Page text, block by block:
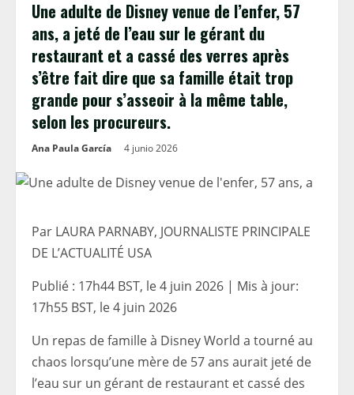
Une adulte de Disney venue de l’enfer, 57
ans, a jeté de l’eau sur le gérant du
restaurant et a cassé des verres après
s’être fait dire que sa famille était trop
grande pour s’asseoir à la même table,
selon les procureurs.
Ana Paula García 4 junio 2026
Par LAURA PARNABY, JOURNALISTE PRINCIPALE
DE L’ACTUALITÉ USA
Publié : 17h44 BST, le 4 juin 2026 | Mis à jour:
17h55 BST, le 4 juin 2026
Un repas de famille à Disney World a tourné au
chaos lorsqu’une mère de 57 ans aurait jeté de
l’eau sur un gérant de restaurant et cassé des